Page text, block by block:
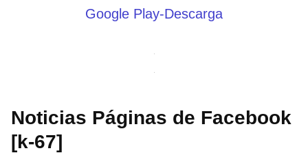
Google Play-Descarga
Noticias Páginas de Facebook
[k-67]